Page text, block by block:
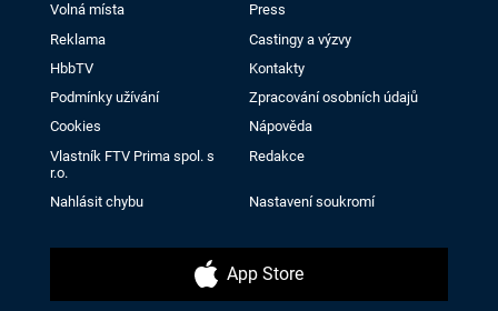
Volná místa
Press
Reklama
Castingy a výzvy
HbbTV
Kontakty
Podmínky užívání
Zpracování osobních údajů
Cookies
Nápověda
Vlastník FTV Prima spol. s
r.o.
Redakce
Nahlásit chybu Nastavení soukromí
App Store